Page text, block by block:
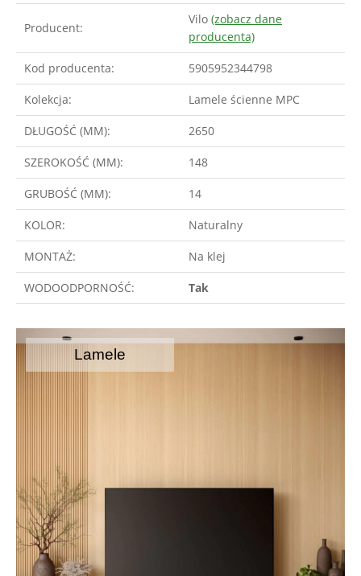
Producent:
Vilo (zobacz dane
producenta)
Kod producenta: 5905952344798
Kolekcja: Lamele ścienne MPC
DŁUGOŚĆ (MM): 2650
SZEROKOŚĆ (MM): 148
GRUBOŚĆ (MM): 14
KOLOR: Naturalny
MONTAŻ: Na klej
WODOODPORNOŚĆ: Tak
Lamele